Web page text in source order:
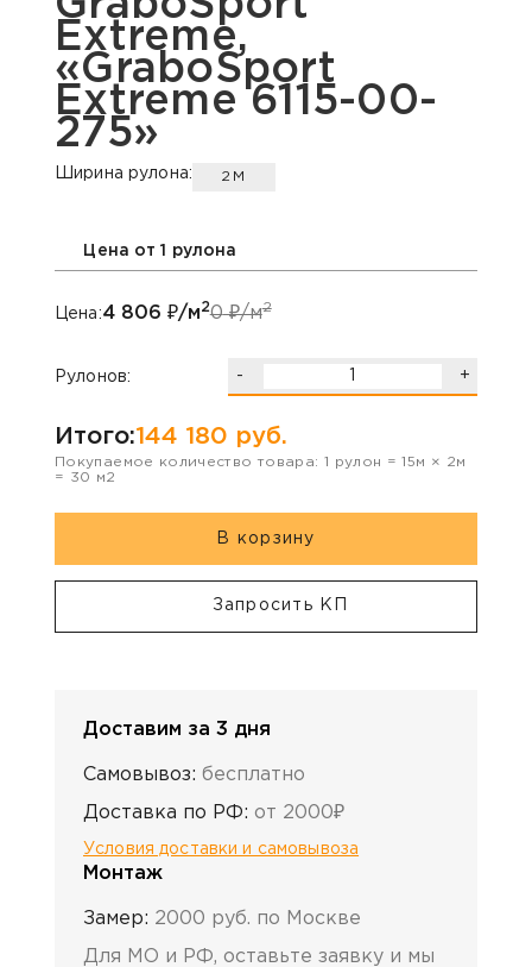
Extreme,
«GraboSport
Extreme 6115-00-
275»
Ширина рулона: 2М
Цена от 1 рулона
Цена:4 806 ₽/м20₽/м2
Рулонов: - +
Итого:144 180 руб.
Покупаемое количество товара: 1 рулон =15м × 2м
=
30 м2
В корзину
Запросить КП
Доставим за 3 дня
Самовывоз: бесплатно
Доставка по РФ: от 2000₽
Условия доставки и самовывоза
Монтаж
Замер: 2000 руб. по Москве
Для МО и РФ, оставьте заявку и мы